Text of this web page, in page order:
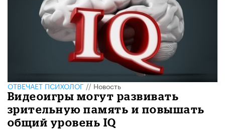
ОТВЕЧАЕТ ПСИХОЛОГ//Новость
Видеоигры могут развивать
зрительную память и повышать
общий уровень IQ